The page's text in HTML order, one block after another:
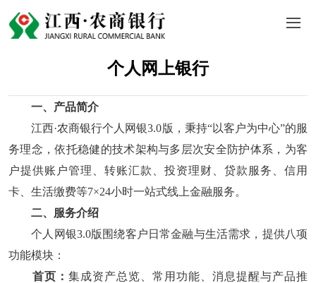
个人网上银行
一、产品简介
江西·农商银行个人网银3.0版，秉持“以客户为中心”的服
务理念，依托稳健的技术架构与多层次安全防护体系，为客
户提供账户管理、转账汇款、投资理财、贷款服务、信用
卡、生活缴费等7×24小时一站式线上金融服务。
二、服务介绍
个人网银3.0版围绕客户日常金融与生活需求，提供八项
功能模块：
首页： 集成资产总览、常用功能、消息提醒与产品推